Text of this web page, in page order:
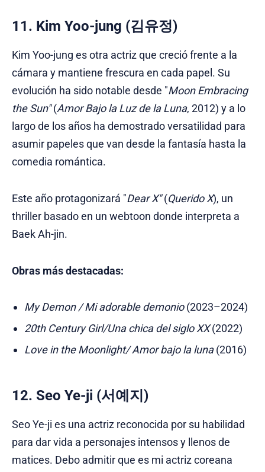
11. Kim Yoo-jung (김유정)
Kim Yoo-jung es otra actriz que creció frente a la
cámara y mantiene frescura en cada papel. Su
evolución ha sido notable desde "Moon Embracing
the Sun"(Amor Bajo la Luz de la Luna, 2012) y a lo
largo de los años ha demostrado versatilidad para
asumir papeles que van desde la fantasía hasta la
comedia romántica.
Este año protagonizará "Dear X"(Querido X), un
thriller basado en un webtoon donde interpreta a
Baek Ah-jin.
Obras más destacadas:
My Demon / Mi adorable demonio(2023–2024)
20th Century Girl/Una chica del siglo XX(2022)
Love in the Moonlight/ Amor bajo la luna(2016)
12. Seo Ye-ji (서예지)
Seo Ye-ji es una actriz reconocida por su habilidad
para dar vida a personajes intensos y llenos de
matices. Debo admitir que es mi actriz coreana